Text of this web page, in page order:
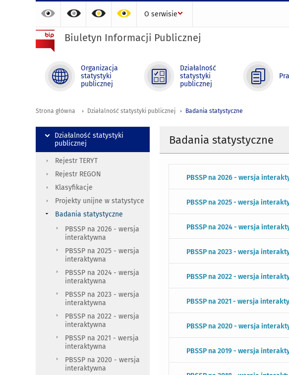
O serwisie
Biuletyn Informacji Publicznej
Organizacja
statystyki
publicznej
Działalność
statystyki
publicznej
Strona główna Działalność statystyki publicznej Badania statystyczne
Badania statystyczne
PBSSP na 2026 - wersja
PBSSP na 2025 - wersja
PBSSP na 2024 - wersja
PBSSP na 2023 - wersja
PBSSP na 2022 - wersja
PBSSP na 2021 - wersja
PBSSP na 2020 - wersja
PBSSP na 2019 - wersja
Działalność statystyki
publicznej
Rejestr TERYT
Rejestr REGON
Klasyfikacje
Projekty unijne w statystyce
Badania statystyczne
PBSSP na 2026 - wersja
interaktywna
PBSSP na 2025 - wersja
interaktywna
PBSSP na 2024 - wersja
interaktywna
PBSSP na 2023 - wersja
interaktywna
PBSSP na 2022 - wersja
interaktywna
PBSSP na 2021 - wersja
interaktywna
PBSSP na 2020 - wersja
interaktywna